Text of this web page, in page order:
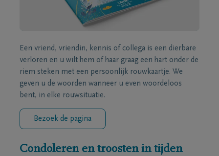
Een vriend, vriendin, kennis of collega is een dierbare
verloren en u wilt hem of haar graag een hart onder de
riem steken met een persoonlijk rouwkaartje. We
geven u de woorden wanneer u even woordeloos
bent, in elke rouwsituatie.
Bezoek de pagina
Condoleren en troosten in tijden